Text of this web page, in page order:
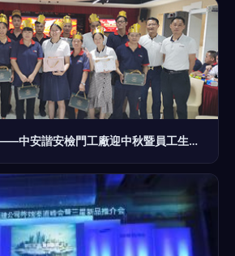
中秋月圓·生日同歡——中安諧安檢門工廠迎中秋暨員工生日慶祝活動紀實